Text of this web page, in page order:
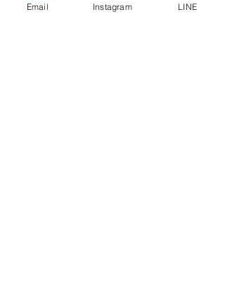
モダンスタイル
Email Instagram LINE